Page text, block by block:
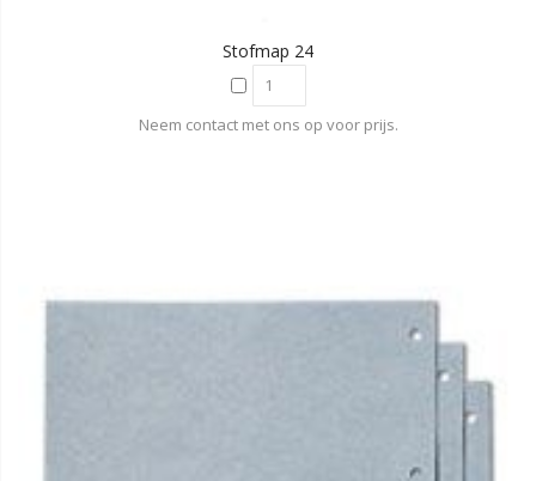
Stofmap 24
Neem contact met ons op voor prijs.